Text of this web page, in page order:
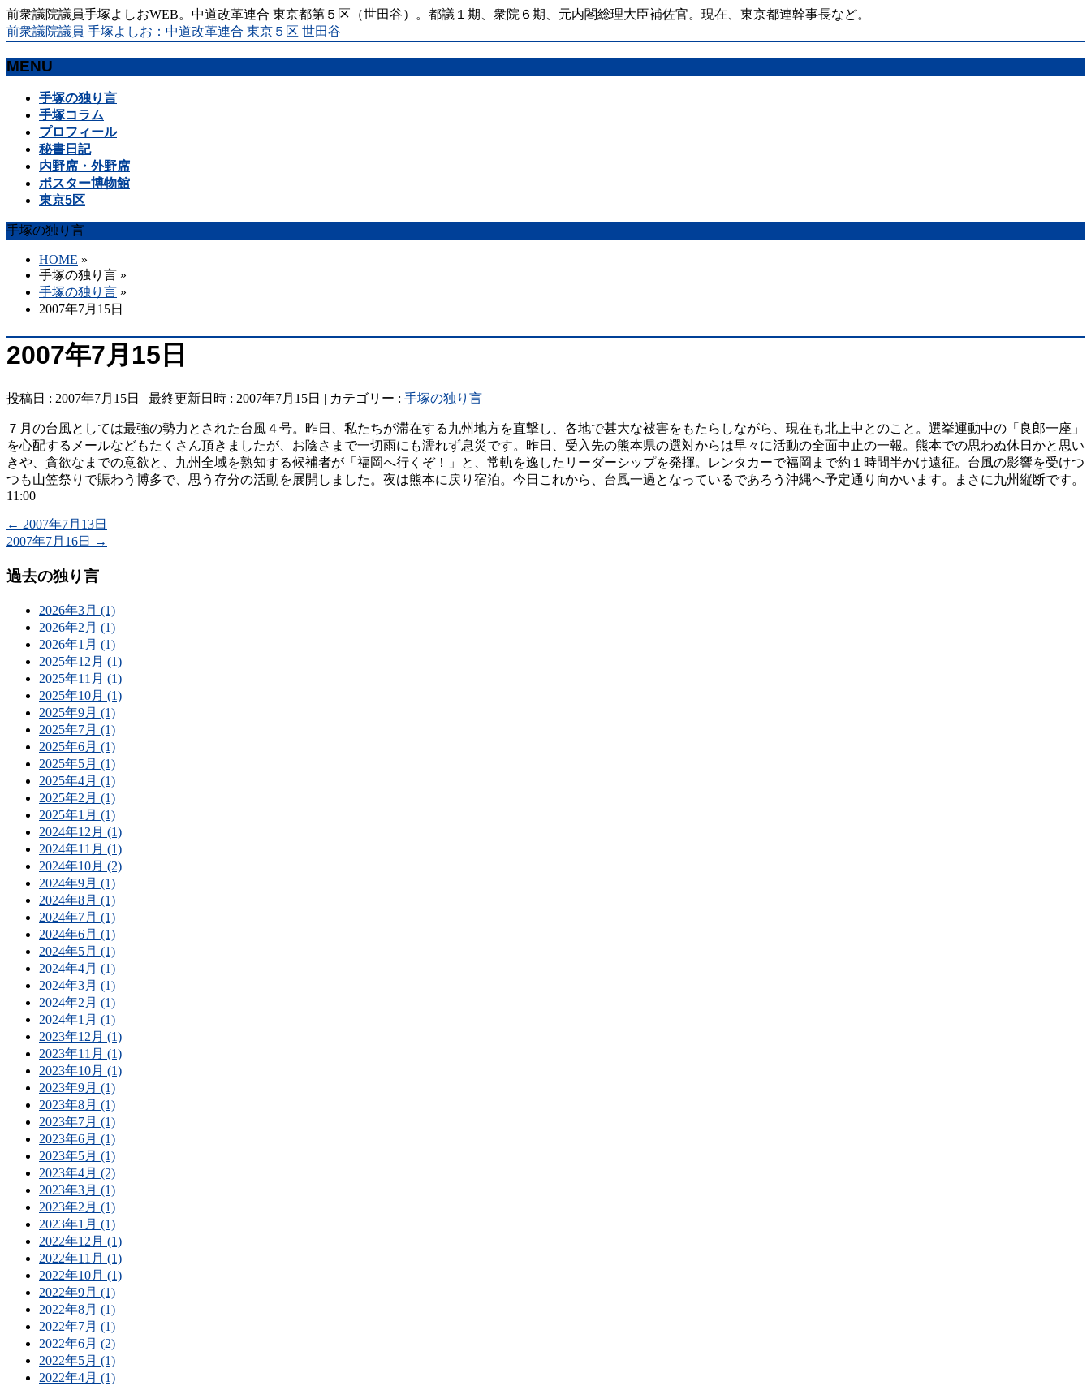
前衆議院議員手塚よしおWEB。中道改革連合 東京都第５区（世田谷）。都議１期、衆院６期、元内閣総理大臣補佐官。現在、東京都連幹事長など。
前衆議院議員 手塚よしお：中道改革連合 東京５区 世田谷
MENU
手塚の独り言
手塚コラム
プロフィール
秘書日記
内野席・外野席
ポスター博物館
東京5区
手塚の独り言
HOME »
手塚の独り言 »
手塚の独り言 »
2007年7月15日
2007年7月15日
投稿日 : 2007年7月15日 最終更新日時 : 2007年7月15日 カテゴリー : 手塚の独り言
７月の台風としては最強の勢力とされた台風４号。昨日、私たちが滞在する九州地方を直撃し、各地で甚大な被害をもたらしながら、現在も北上中とのこと。選挙運動中の「良郎一座」
を心配するメールなどもたくさん頂きましたが、お陰さまで一切雨にも濡れず息災です。昨日、受入先の熊本県の選対からは早々に活動の全面中止の一報。熊本での思わぬ休日かと思い
きや、貪欲なまでの意欲と、九州全域を熟知する候補者が「福岡へ行くぞ！」と、常軌を逸したリーダーシップを発揮。レンタカーで福岡まで約１時間半かけ遠征。台風の影響を受けつ
つも山笠祭りで賑わう博多で、思う存分の活動を展開しました。夜は熊本に戻り宿泊。今日これから、台風一過となっているであろう沖縄へ予定通り向かいます。まさに九州縦断です。
11:00
← 2007年7月13日
2007年7月16日
→
過去の独り言
2026年3月 (1)
2026年2月 (1)
2026年1月 (1)
2025年12月 (1)
2025年11月 (1)
2025年10月 (1)
2025年9月 (1)
2025年7月 (1)
2025年6月 (1)
2025年5月 (1)
2025年4月 (1)
2025年2月 (1)
2025年1月 (1)
2024年12月 (1)
2024年11月 (1)
2024年10月 (2)
2024年9月 (1)
2024年8月 (1)
2024年7月 (1)
2024年6月 (1)
2024年5月 (1)
2024年4月 (1)
2024年3月 (1)
2024年2月 (1)
2024年1月 (1)
2023年12月 (1)
2023年11月 (1)
2023年10月 (1)
2023年9月 (1)
2023年8月 (1)
2023年7月 (1)
2023年6月 (1)
2023年5月 (1)
2023年4月 (2)
2023年3月 (1)
2023年2月 (1)
2023年1月 (1)
2022年12月 (1)
2022年11月 (1)
2022年10月 (1)
2022年9月 (1)
2022年8月 (1)
2022年7月 (1)
2022年6月 (2)
2022年5月 (1)
2022年4月 (1)